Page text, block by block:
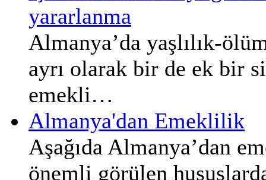
yararlanma
Almanya’da yaşlılık-
ayrı olarak bir de ek bir
emekli…
Almanya'dan Emeklilik
Aşağıda Almanya’dan
önemli görülen